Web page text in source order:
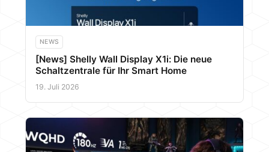
NEWS
[News] Shelly Wall Display X1i: Die neue
Schaltzentrale für Ihr Smart Home
19. Juli 2026